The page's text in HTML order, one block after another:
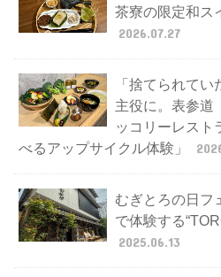
茶寮の限定和ス
2026.07.27
「捨てられてい
主役に。表参道
ッコリーレスト
べるアップサイクル体験」
むぎとろの日フ
で体験する
2025.06.13